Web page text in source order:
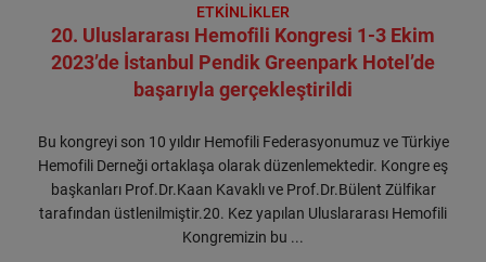
ETKİNLİKLER
20. Uluslararası Hemofili Kongresi 1-3 Ekim
2023’de İstanbul Pendik Greenpark Hotel’de
başarıyla gerçekleştirildi
Bu kongreyi son 10 yıldır Hemofili Federasyonumuz ve Türkiye
Hemofili Derneği ortaklaşa olarak düzenlemektedir. Kongre eş
başkanları Prof.Dr.Kaan Kavaklı ve Prof.Dr.Bülent Zülfikar
tarafından üstlenilmiştir.20. Kez yapılan Uluslararası Hemofili
Kongremizin bu ...